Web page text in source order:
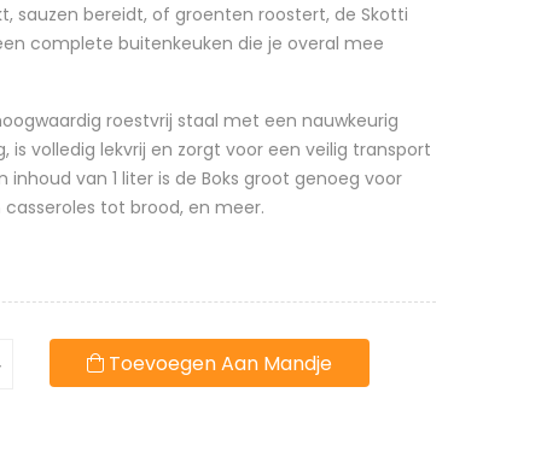
sauzen bereidt, of groenten roostert, de Skotti
complete buitenkeuken die je overal mee
roestvrij staal met een nauwkeurig
is volledig lekvrij en zorgt voor een veilig transport
van 1 liter is de Boks groot genoeg voor
tot brood, en meer.
Toevoegen Aan Mandje